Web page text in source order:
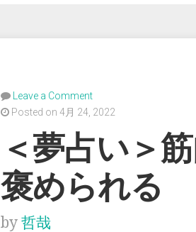
Leave a Comment
Posted on 4月 24, 2022
＜夢占い＞
褒められる
by 哲哉